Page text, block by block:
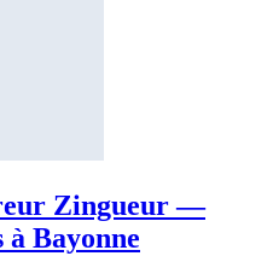
Zingueur —
à Bayonne